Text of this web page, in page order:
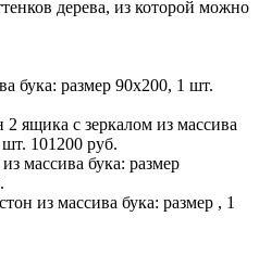
дерева, из которой можно
бука: размер 90x200, 1 шт.
ящика с зеркалом из массива
101200 руб.
массива бука: размер
из массива бука: размер , 1